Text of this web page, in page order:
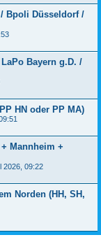
Bpoli Düsseldorf /
Bayern g.D. /
HN oder PP MA)
Mannheim +
2026, 09:22
Norden (HH, SH,